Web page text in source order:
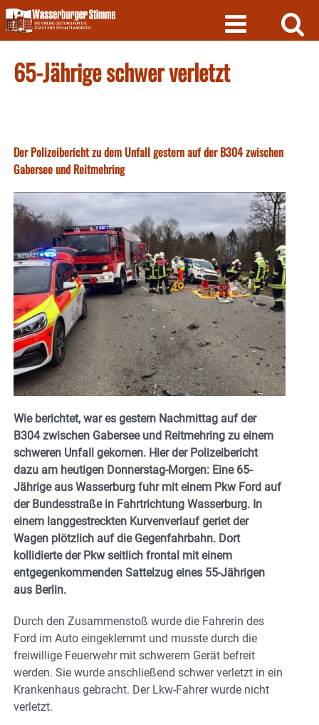
Skip
to
content
65-Jährige schwer verletzt
Der Polizeibericht zu dem Unfall gestern auf der B304 zwischen
Gabersee und Reitmehring
Wie berichtet, war es gestern Nachmittag auf der
B304 zwischen Gabersee und Reitmehring zu einem
schweren Unfall gekomen. Hier der Polizeibericht
dazu am heutigen Donnerstag-Morgen: Eine 65-
Jährige aus Wasserburg fuhr mit einem Pkw Ford auf
der Bundesstraße in Fahrtrichtung Wasserburg. In
einem langgestreckten Kurvenverlauf geriet der
Wagen plötzlich auf die Gegenfahrbahn. Dort
kollidierte der Pkw seitlich frontal mit einem
entgegenkommenden Sattelzug eines 55-Jährigen
aus Berlin.
Durch den Zusammenstoß wurde die Fahrerin des
Ford im Auto eingeklemmt und musste durch die
freiwillige Feuerwehr mit schwerem Gerät befreit
werden. Sie wurde anschließend schwer verletzt in ein
Krankenhaus gebracht. Der Lkw-Fahrer wurde nicht
verletzt.